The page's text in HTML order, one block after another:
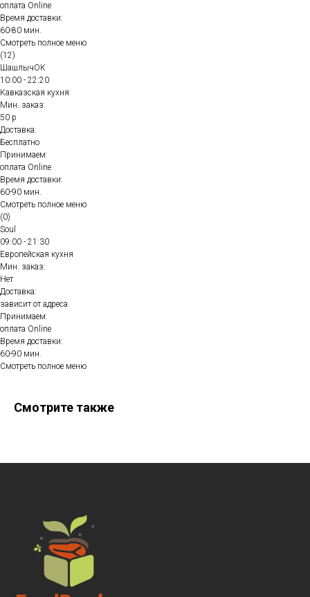
оплата Online
Время доставки:
60-80 мин.
Смотреть полное меню
(12)
ШашлычОК
10:00 - 22:20
Кавказская кухня
Мин. заказ:
50 р
Доставка:
Бесплатно
Принимаем:
оплата Online
Время доставки:
60-90 мин.
Смотреть полное меню
(0)
Soul
09:00 - 21:30
Европейская кухня
Мин. заказ:
Нет
Доставка:
зависит от адреса
Принимаем:
оплата Online
Время доставки:
60-90 мин.
Смотреть полное меню
Смотрите также